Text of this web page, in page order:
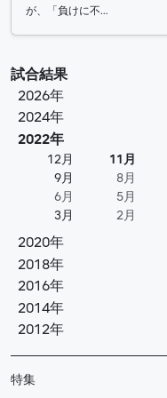
が、「負けに不…
試合結果
2026年
2024年
2022年
12月 11月
9月
8月
6月
5月
3月
2月
2020年
2018年
2016年
2014年
2012年
特集